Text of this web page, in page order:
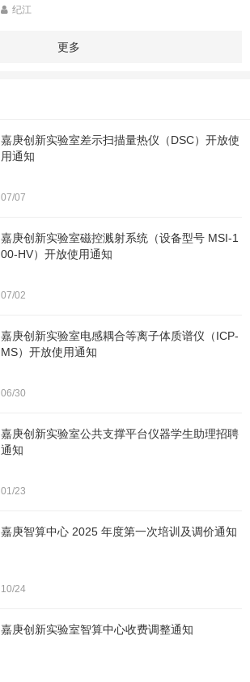
纪江
更多
嘉庚创新实验室差示扫描量热仪（DSC）开放使
用通知
07/07
嘉庚创新实验室磁控溅射系统（设备型号 MSI-1
00-HV）开放使用通知
07/02
嘉庚创新实验室电感耦合等离子体质谱仪（ICP-
MS）开放使用通知
06/30
嘉庚创新实验室公共支撑平台仪器学生助理招聘
通知
01/23
嘉庚智算中心 2025 年度第一次培训及调价通知
10/24
嘉庚创新实验室智算中心收费调整通知